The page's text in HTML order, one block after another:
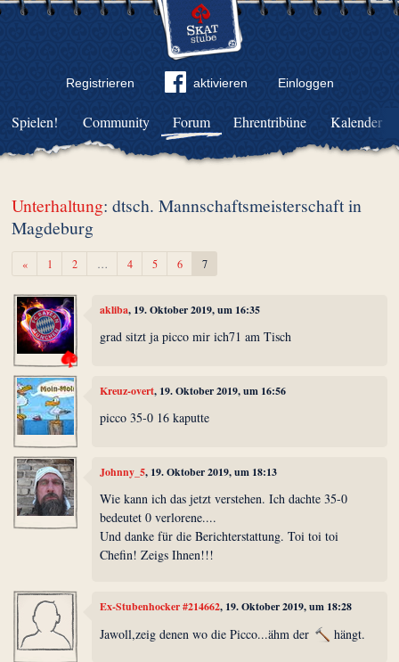
Registrieren aktivieren Einloggen
Community Forum Ehrentribüne Kalender
Spielen!
Unterhaltung: dtsch. Mannschaftsmeisterschaft in
Magdeburg
«Zurück1 2 … 4 5 6 7
akliba, 19. Oktober 2019, um 16:35
grad sitzt ja picco mir ich71 am Tisch
Kreuz-overt, 19. Oktober 2019, um 16:56
picco 35-0 16 kaputte
Johnny_5, 19. Oktober 2019, um 18:13
Wie kann ich das jetzt verstehen. Ich dachte 35-0
bedeutet 0 verlorene....
Und danke für die Berichterstattung. Toi toi toi
Chefin! Zeigs Ihnen!!!
Ex-Stubenhocker #214662, 19. Oktober 2019, um 18:28
Jawoll,zeig denen wo die Picco...ähm der hängt.